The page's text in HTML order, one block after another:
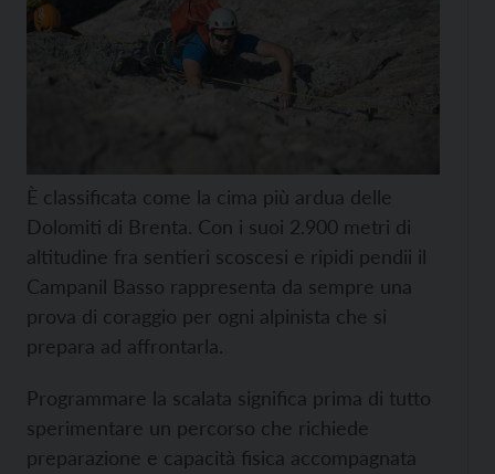
È classificata come la cima più ardua delle
Dolomiti di Brenta. Con i suoi 2.900 metri di
altitudine fra sentieri scoscesi e ripidi pendii il
Campanil Basso rappresenta da sempre una
prova di coraggio per ogni alpinista che si
prepara ad affrontarla.
Programmare la scalata significa prima di tutto
sperimentare un percorso che richiede
preparazione e capacità fisica accompagnata